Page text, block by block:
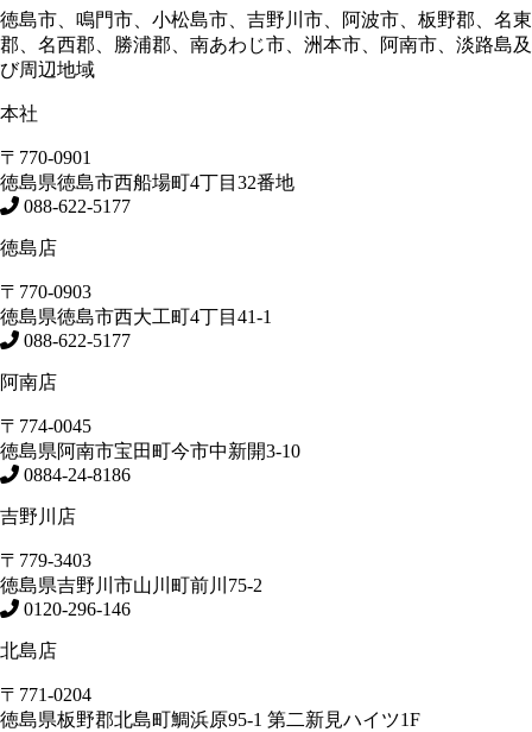
徳島市、鳴門市、小松島市、吉野川市、阿波市、板野郡、名東
郡、名西郡、勝浦郡、南あわじ市、洲本市、阿南市、淡路島及
び周辺地域
本社
〒770-0901
徳島県徳島市西船場町4丁目32番地
088-622-5177
徳島店
〒770-0903
徳島県徳島市西大工町4丁目41-1
088-622-5177
阿南店
〒774-0045
徳島県阿南市宝田町今市中新開3-10
0884-24-8186
吉野川店
〒779-3403
徳島県吉野川市山川町前川75-2
0120-296-146
北島店
〒771-0204
徳島県板野郡北島町鯛浜原95-1 第二新見ハイツ1F